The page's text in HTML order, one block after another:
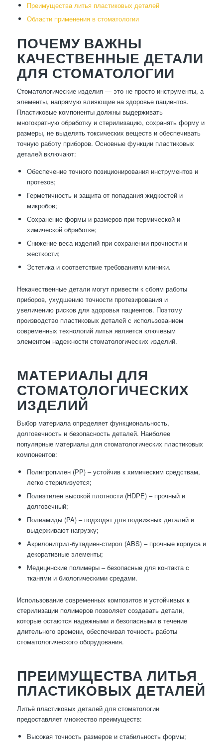
Преимущества литья пластиковых деталей
Области применения в стоматологии
ПОЧЕМУ ВАЖНЫ
КАЧЕСТВЕННЫЕ ДЕТАЛИ
ДЛЯ СТОМАТОЛОГИИ
Стоматологические изделия — это не просто инструменты, а
элементы, напрямую влияющие на здоровье пациентов.
Пластиковые компоненты должны выдерживать
многократную обработку и стерилизацию, сохранять форму и
размеры, не выделять токсических веществ и обеспечивать
точную работу приборов. Основные функции пластиковых
деталей включают:
Обеспечение точного позиционирования инструментов и
протезов;
Герметичность и защита от попадания жидкостей и
микробов;
Сохранение формы и размеров при термической и
химической обработке;
Снижение веса изделий при сохранении прочности и
жесткости;
Эстетика и соответствие требованиям клиники.
Некачественные детали могут привести к сбоям работы
приборов, ухудшению точности протезирования и
увеличению рисков для здоровья пациентов. Поэтому
производство пластиковых деталей с использованием
современных технологий литья является ключевым
элементом надежности стоматологических изделий.
МАТЕРИАЛЫ ДЛЯ
СТОМАТОЛОГИЧЕСКИХ
ИЗДЕЛИЙ
Выбор материала определяет функциональность,
долговечность и безопасность деталей. Наиболее
популярные материалы для стоматологических пластиковых
компонентов:
Полипропилен (PP) – устойчив к химическим средствам,
легко стерилизуется;
Полиэтилен высокой плотности (HDPE) – прочный и
долговечный;
Полиамиды (PA) – подходят для подвижных деталей и
выдерживают нагрузку;
Акрилонитрил-бутадиен-стирол (ABS) – прочные корпуса и
декоративные элементы;
Медицинские полимеры – безопасные для контакта с
тканями и биологическими средами.
Использование современных композитов и устойчивых к
стерилизации полимеров позволяет создавать детали,
которые остаются надежными и безопасными в течение
длительного времени, обеспечивая точность работы
стоматологического оборудования.
ПРЕИМУЩЕСТВА ЛИТЬЯ
ПЛАСТИКОВЫХ ДЕТАЛЕЙ
Литьё пластиковых деталей для стоматологии
предоставляет множество преимуществ:
Высокая точность размеров и стабильность формы;